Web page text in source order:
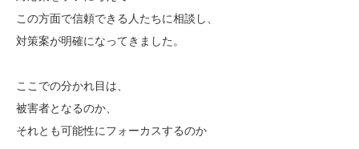
この方面で信頼できる人たちに相談し、
対策案が明確になってきました。
ここでの分かれ目は、
被害者となるのか、
それとも可能性にフォーカスするのか